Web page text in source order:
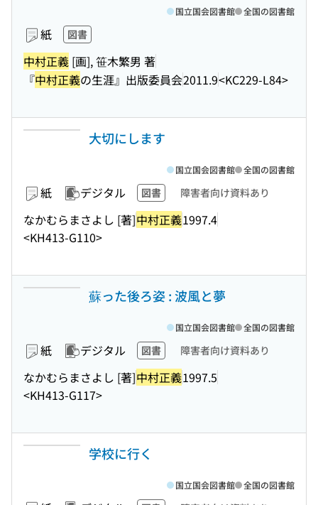
紙 図書
中村正義 [画], 笹木繁男 著
『中村正義の生涯』出版委員会2011.9<KC229-L84>
国立国会図書館 全国の図書館
大切にします
紙 デジタル 図書 障害者向け資料あり
なかむらまさよし [著]中村正義1997.4
<KH413-G110>
国立国会図書館 全国の図書館
蘇った後ろ姿 : 波風と夢
紙 デジタル 図書 障害者向け資料あり
なかむらまさよし [著]中村正義1997.5
<KH413-G117>
国立国会図書館 全国の図書館
学校に行く
国立国会図書館 全国の図書館